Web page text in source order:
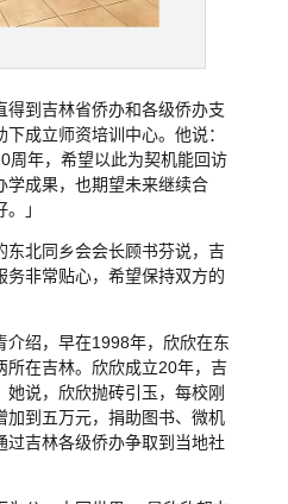
得到吉林省侨办和各级侨办支
成立师资培训中心。他说：
周年，希望以此为契机能回访
学成果，也期望未来继续合
」
东北同乡会会长顾书芬说，吉
务非常贴心，希望保持双方的
介绍，早在1998年，欣欣在东
所在吉林。欣欣成立20年，吉
她说，欣欣抛砖引玉，每校刚
加到五万元，捐助图书、微机
过吉林各级侨办争取到当地社